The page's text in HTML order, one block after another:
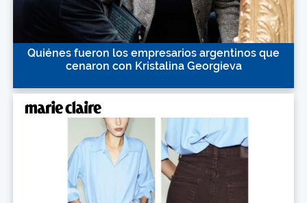
Quiénes fueron los empresarios argentinos que
cenaron con Kristalina Georgieva